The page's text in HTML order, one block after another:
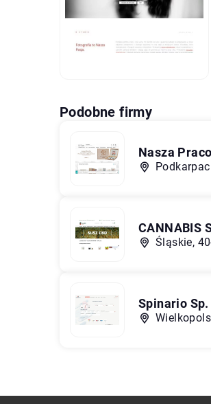
Podobne firmy
Nasza
CANNABIS
Śląskie,
Spinario Sp.